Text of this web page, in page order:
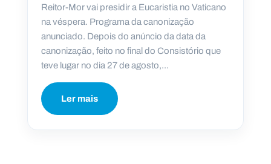
Reitor-Mor vai presidir a Eucaristia no Vaticano
na véspera. Programa da canonização
anunciado. Depois do anúncio da data da
canonização, feito no final do Consistório que
teve lugar no dia 27 de agosto,...
Ler mais
A
I
N
L
S
a
l
e
s
i
a